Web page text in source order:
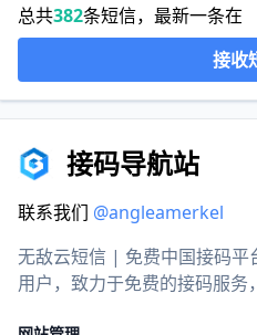
总共382条短信，最新一条在
接收
接码导航站
联系我们 @angleamerkel
无敌云短信 | 免费中国接码平
用户，致力于免费的接码服务